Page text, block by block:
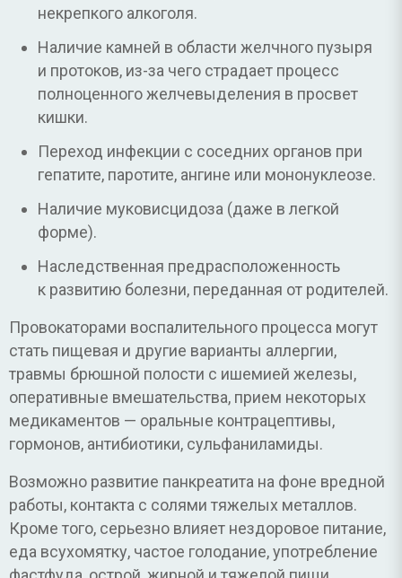
некрепкого алкоголя.
Наличие камней в области желчного пузыря
и протоков, из-за чего страдает процесс
полноценного желчевыделения в просвет
кишки.
Переход инфекции с соседних органов при
гепатите, паротите, ангине или мононуклеозе.
Наличие муковисцидоза (даже в легкой
форме).
Наследственная предрасположенность
к развитию болезни, переданная от родителей.
Провокаторами воспалительного процесса могут
стать пищевая и другие варианты аллергии,
травмы брюшной полости с ишемией железы,
оперативные вмешательства, прием некоторых
медикаментов — оральные контрацептивы,
гормонов, антибиотики, сульфаниламиды.
Возможно развитие панкреатита на фоне вредной
работы, контакта с солями тяжелых металлов.
Кроме того, серьезно влияет нездоровое питание,
еда всухомятку, частое голодание, употребление